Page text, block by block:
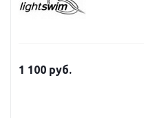
1 100 руб.